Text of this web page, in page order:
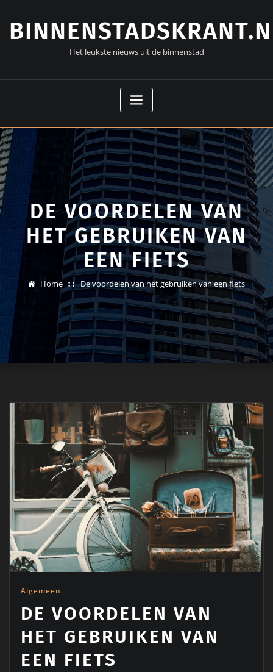
inhoud
Het leukste nieuws uit de binnenstad
DE VOORDELEN VAN
HET GEBRUIKEN VAN
EEN FIETS
Home De voordelen van het gebruiken van een fiets
Algemeen
DE VOORDELEN VAN
HET GEBRUIKEN VAN
EEN FIETS